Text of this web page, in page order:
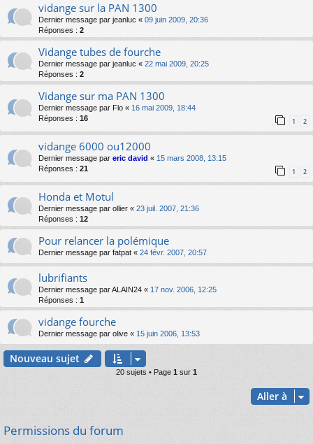
vidange sur la PAN 1300
Dernier message par jeanluc « 09 juin 2009, 20:36
Réponses : 2
Vidange tubes de fourche
Dernier message par jeanluc « 22 mai 2009, 20:25
Réponses : 2
Vidange sur ma PAN 1300
Dernier message par Flo « 16 mai 2009, 18:44
Réponses : 16 1 2
vidange 6000 ou12000
Dernier message par eric david « 15 mars 2008, 13:15
Réponses : 21 1 2
Honda et Motul
Dernier message par ollier « 23 juil. 2007, 21:36
Réponses : 12
Pour relancer la polémique
Dernier message par fatpat « 24 févr. 2007, 20:57
lubrifiants
Dernier message parALAIN24 « 17 nov. 2006, 12:25
Réponses : 1
vidange fourche
Dernier message par olive « 15 juin 2006, 13:53
Nouveau sujet
20 sujets • Page 1 sur 1
Aller à
Permissions du forum